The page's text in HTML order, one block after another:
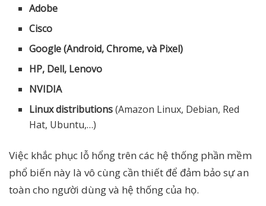
Adobe
Cisco
Google (Android, Chrome, và Pixel)
HP, Dell, Lenovo
NVIDIA
Linux distributions(Amazon Linux, Debian, Red
Hat, Ubuntu,…)
Việc khắc phục lỗ hổng trên các hệ thống phần mềm
phổ biến này là vô cùng cần thiết để đảm bảo sự an
toàn cho người dùng và hệ thống của họ.